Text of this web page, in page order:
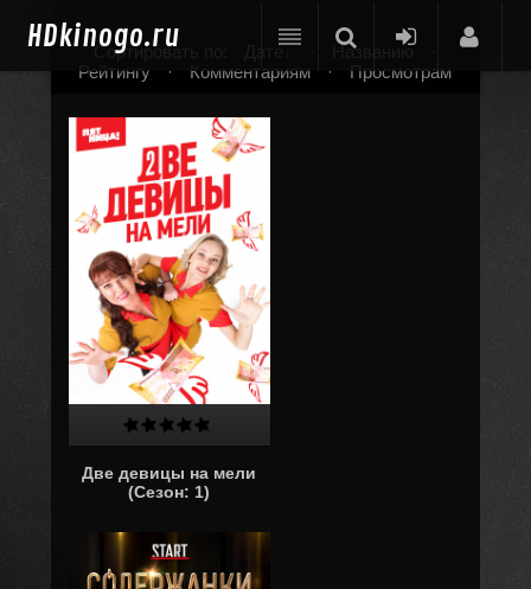
HDkinogo.ru
Сортировать по: Дате Названию
Рейтингу
· Комментариям · Просмотрам
Две девицы на мели
(Сезон: 1)